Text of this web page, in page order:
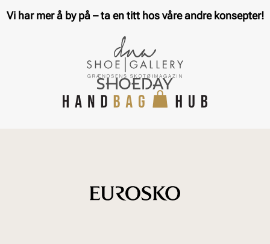
Vi har mer å by på – ta en titt hos våre andre konsepter!